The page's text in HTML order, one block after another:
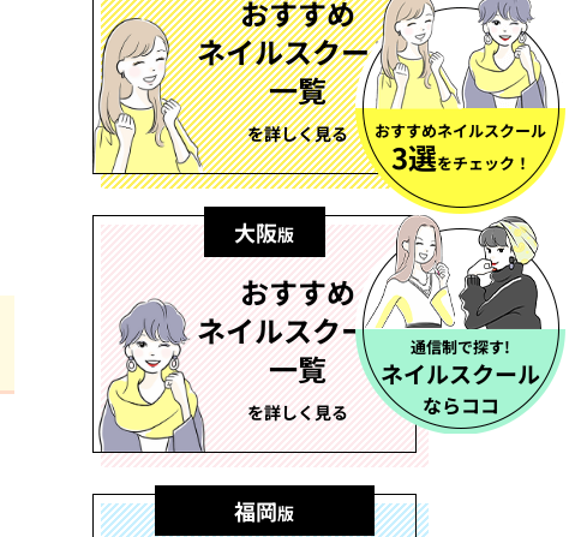
おすすめネイルスクール
3選をチェック！
通信制で探す!
ネイルスクール
ならココ
おすすめ
ネイルスクール
一覧
を詳しく見る
大阪版
おすすめ
ネイルスクール
一覧
を詳しく見る
福岡版